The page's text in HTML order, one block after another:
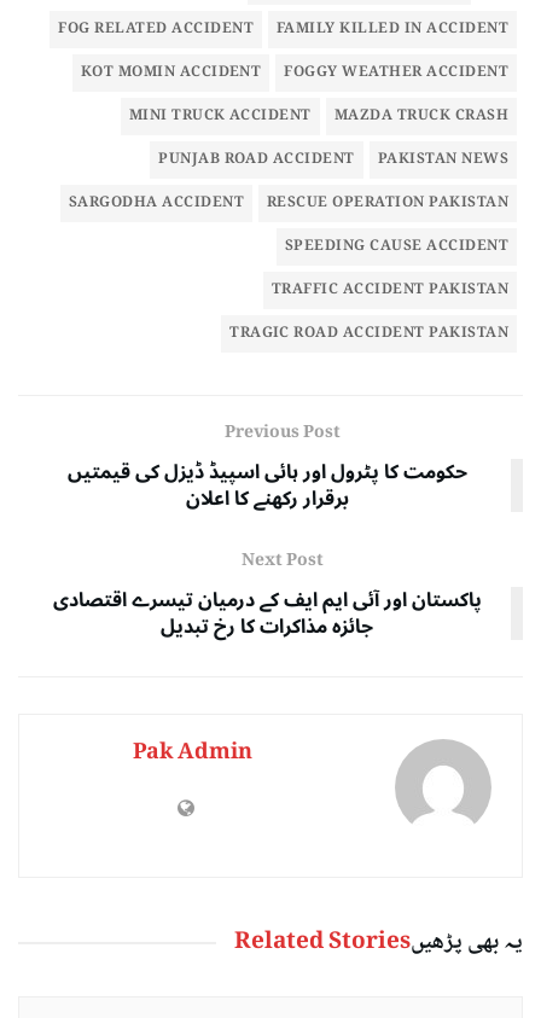
FAMILY KILLED IN ACCIDENT
FOG RELATED ACCIDENT
FOGGY WEATHER ACCIDENT
KOT MOMIN ACCIDENT
MAZDA TRUCK CRASH
MINI TRUCK ACCIDENT
PAKISTAN NEWS
PUNJAB ROAD ACCIDENT
RESCUE OPERATION PAKISTAN
SARGODHA ACCIDENT
SPEEDING CAUSE ACCIDENT
TRAFFIC ACCIDENT PAKISTAN
TRAGIC ROAD ACCIDENT PAKISTAN
Previous Post
حکومت کا پٹرول اور ہائی اسپیڈ ڈیزل کی قیمتیں
برقرار رکھنے کا اعلان
Next Post
پاکستان اور آئی ایم ایف کے درمیان تیسرے اقتصادی
جائزہ مذاکرات کا رخ تبدیل
Pak Admin
یہ بھی پڑھیںRelated Stories